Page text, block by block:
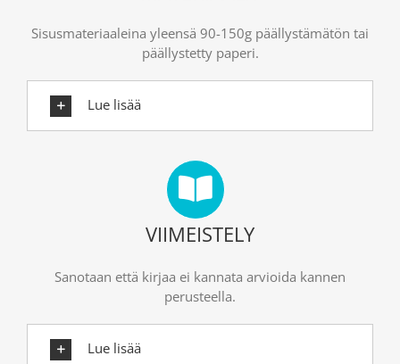
Sisusmateriaaleina yleensä 90-150g päällystämätön tai
päällystetty paperi.
Lue lisää
VIIMEISTELY
Sanotaan että kirjaa ei kannata arvioida kannen
perusteella.
Lue lisää